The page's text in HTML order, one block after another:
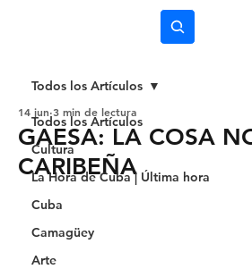
Todos los Artículos
Cultura
La Hora de Cuba | Última hora
Cuba
Camagüey
Arte
Todos los Artículos
GAESA: LA COSA
CARIBEÑA
14 jun 3 min de lectura